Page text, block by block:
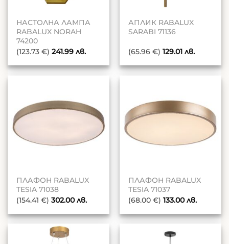
НАСТОЛНА ЛАМПА
RABALUX NORAH
74200
(123.73 €) 241.99лв.
АПЛИК RABALUX
SARABI 71136
(65.96 €) 129.01лв.
ПЛАФОН RABALUX
TESIA 71038
(154.41 €) 302.00лв.
ПЛАФОН RABALUX
TESIA 71037
(68.00 €) 133.00лв.